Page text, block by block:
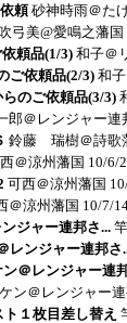
頼 砂神時雨＠た
弓美@愛鳴之藩国
頼品(1/3) 和子＠
ご依頼品(2/3)和
のご依頼品(3/3)
＠レンジャー連
鈴藤 瑞樹＠詩歌
＠涼州藩国 10/6/
可西＠涼州藩国
＠涼州藩国 10/7/
ジャー連邦さ...
レンジャー連邦さ
＠レンジャー連
ン＠レンジャー
１枚目差し替え